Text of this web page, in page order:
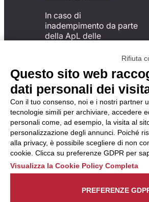
In caso di
inadempimento da parte
della ApL delle
del Codice di Condotta, è
possibile presentare un
reclamo
all’Organismo di
Monitoraggio utilizzando
una delle modalità
descritte al seguente
indirizzo web
https://odm-
agenzielavoro.it/reclami/ .
Rifiuta
Questo sito web
dati personali dei
Con il tuo consenso, noi e i nostri partner
tecnologie simili per archiviare, accedere
personali come, ad esempio, la visita al
personalizzazione degli annunci. Poiché
alla privacy, è possibile scegliere di non
cookie. Clicca su preferenze GDPR per
Visualizza la Cookie Policy Completa
PREFERENZE